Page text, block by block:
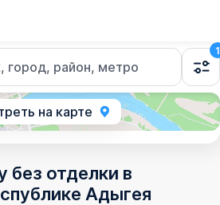
район, метро
1
на карте
без отделки в
Адыгея